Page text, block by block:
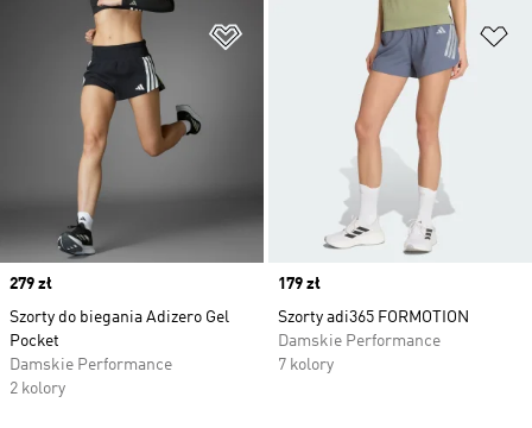
Dodaj do listy życzeń
Price
279 zł
Szorty do biegania Adizero Gel
Pocket
Damskie Performance
2 kolory
Price
179 zł
Szorty adi365 FORMOTION
Damskie Performance
7 kolory